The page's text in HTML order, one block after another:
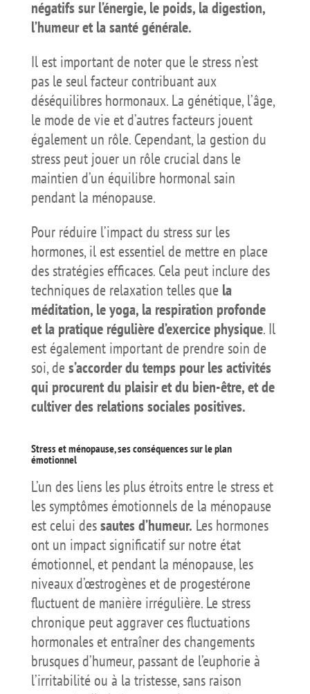
négatifs sur l’énergie, le poids, la digestion,
l’humeur et la santé générale.
Il est important de noter que le stress n’est
pas le seul facteur contribuant aux
déséquilibres hormonaux. La génétique, l’âge,
le mode de vie et d’autres facteurs jouent
également un rôle. Cependant, la gestion du
stress peut jouer un rôle crucial dans le
maintien d’un équilibre hormonal sain
pendant la ménopause.
Pour réduire l’impact du stress sur les
hormones, il est essentiel de mettre en place
des stratégies efficaces. Cela peut inclure des
techniques de relaxation telles que la
méditation, le yoga, la respiration profonde
et la pratique régulière d’exercice physique. Il
est également important de prendre soin de
soi, de s’accorder du temps pour les activités
qui procurent du plaisir et du bien-être, et de
cultiver des relations sociales positives.
Stress et ménopause, ses conséquences sur le plan
émotionnel
L’un des liens les plus étroits entre le stress et
les symptômes émotionnels de la ménopause
est celui dessautes d’humeur. Les hormones
ont un impact significatif sur notre état
émotionnel, et pendant la ménopause, les
niveaux d’œstrogènes et de progestérone
fluctuent de manière irrégulière. Le stress
chronique peut aggraver ces fluctuations
hormonales et entraîner des changements
brusques d’humeur, passant de l’euphorie à
l’irritabilité ou à la tristesse, sans raison